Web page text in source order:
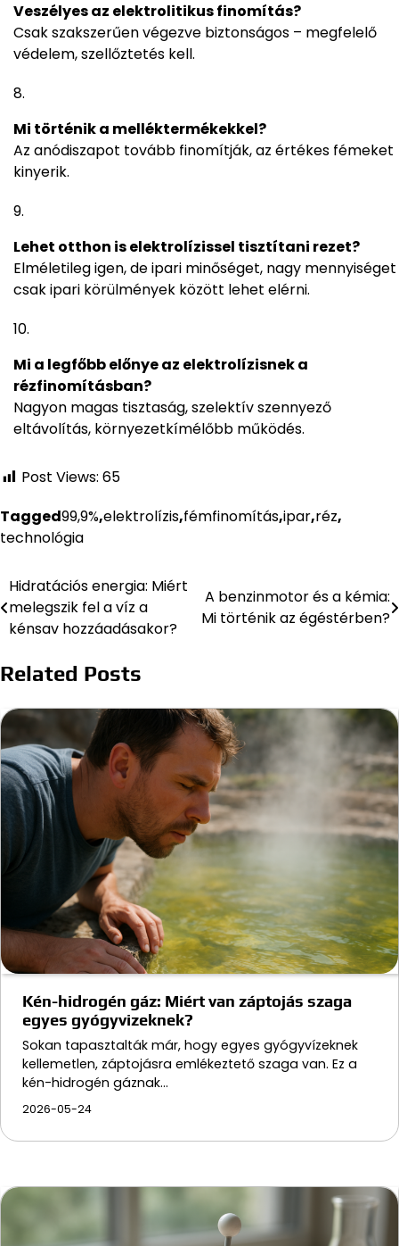
Veszélyes az elektrolitikus finomítás?
Csak szakszerűen végezve biztonságos – megfelelő
védelem, szellőztetés kell.
Mi történik a melléktermékekkel?
Az anódiszapot tovább finomítják, az értékes fémeket
kinyerik.
Lehet otthon is elektrolízissel tisztítani rezet?
Elméletileg igen, de ipari minőséget, nagy mennyiséget
csak ipari körülmények között lehet elérni.
Mi a legfőbb előnye az elektrolízisnek a
rézfinomításban?
Nagyon magas tisztaság, szelektív szennyező
eltávolítás, környezetkímélőbb működés.
Post Views: 65
Tagged99,9%,elektrolízis,fémfinomítás,ipar,réz,
technológia
Bejegyzés
navigáció
Hidratációs energia: Miért
melegszik fel a víz a
kénsav hozzáadásakor?
A benzinmotor és a kémia:
Mi történik az égéstérben?
Related Posts
Kén-hidrogén gáz: Miért van záptojás szaga
egyes gyógyvizeknek?
Sokan tapasztalták már, hogy egyes gyógyvízeknek
kellemetlen, záptojásra emlékeztető szaga van. Ez a
kén-hidrogén gáznak…
2026-05-24